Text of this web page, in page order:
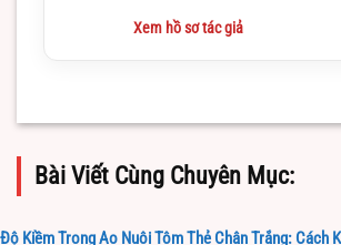
hiểu và làm việc trong lĩnh vực này
Xem hồ sơ tác giả
Bài Viết Cùng Chuyên Mục:
Độ Kiềm Trong Ao Nuôi Tôm Thẻ Chân Trắng: Cách